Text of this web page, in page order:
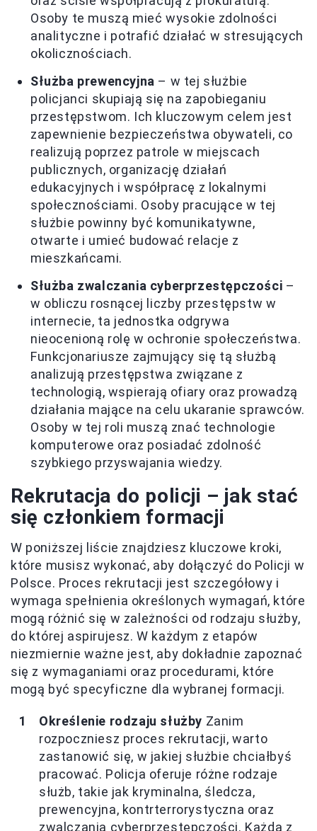
Osoby te muszą mieć wysokie zdolności
analityczne i potrafić działać w stresujących
okolicznościach.
Służba prewencyjna – w tej służbie
policjanci skupiają się na zapobieganiu
przestępstwom. Ich kluczowym celem jest
zapewnienie bezpieczeństwa obywateli, co
realizują poprzez patrole w miejscach
publicznych, organizację działań
edukacyjnych i współpracę z lokalnymi
społecznościami. Osoby pracujące w tej
służbie powinny być komunikatywne,
otwarte i umieć budować relacje z
mieszkańcami.
Służba zwalczania cyberprzestępczości –
w obliczu rosnącej liczby przestępstw w
internecie, ta jednostka odgrywa
nieocenioną rolę w ochronie społeczeństwa.
Funkcjonariusze zajmujący się tą służbą
analizują przestępstwa związane z
technologią, wspierają ofiary oraz prowadzą
działania mające na celu ukaranie sprawców.
Osoby w tej roli muszą znać technologie
komputerowe oraz posiadać zdolność
szybkiego przyswajania wiedzy.
Rekrutacja do policji – jak stać
się członkiem formacji
W poniższej liście znajdziesz kluczowe kroki,
które musisz wykonać, aby dołączyć do Policji w
Polsce. Proces rekrutacji jest szczegółowy i
wymaga spełnienia określonych wymagań, które
mogą różnić się w zależności od rodzaju służby,
do której aspirujesz. W każdym z etapów
niezmiernie ważne jest, aby dokładnie zapoznać
się z wymaganiami oraz procedurami, które
mogą być specyficzne dla wybranej formacji.
Określenie rodzaju służby Zanim
rozpoczniesz proces rekrutacji, warto
zastanowić się, w jakiej służbie chciałbyś
pracować. Policja oferuje różne rodzaje
służb, takie jak kryminalna, śledcza,
prewencyjna, kontrterrorystyczna oraz
zwalczania cyberprzestępczości. Każda z